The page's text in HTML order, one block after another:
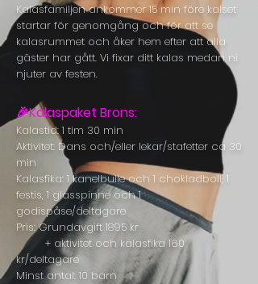
Kalasfamiljen ankommer 15 min före kalset
startar för genomgång och för att se
kalasrummet och åker hem efter att alla
gäster har gått. Vi fixar ditt kalas medan ni
njuter av festen.
🎉Kalaspaket Brons:
Kalastid: 1 tim 30 min
Aktivitet: Dans och/eller lekar/stafetter ca 30
min
Kalasfika: 1 kanelbulle och 1 chokladboll, 1
festis, 1 glasspinne och 1
godispåse/deltagare
Pris: Grundavgift 1895 kr
+ aktivitet och kalasfika 160
kr/deltagare
Minst antal: 10 barn